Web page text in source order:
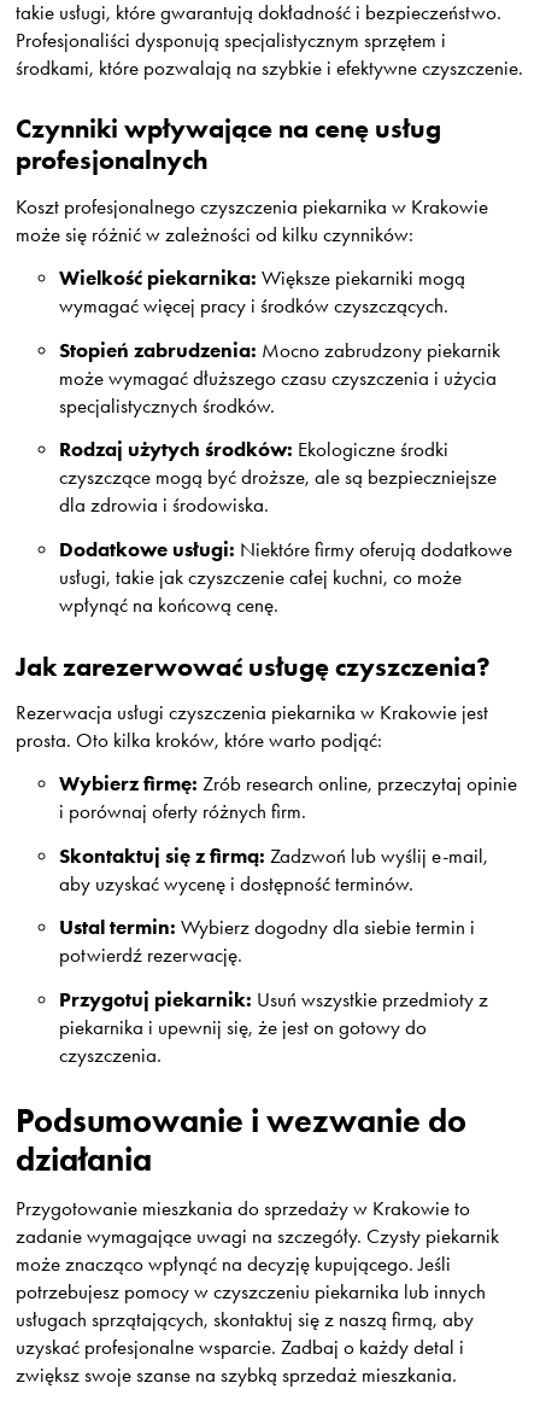
takie usługi, które gwarantują dokładność i bezpieczeństwo.
Profesjonaliści dysponują specjalistycznym sprzętem i
środkami, które pozwalają na szybkie i efektywne czyszczenie.
Czynniki wpływające na cenę usług
profesjonalnych
Koszt profesjonalnego czyszczenia piekarnika w Krakowie
może się różnić w zależności od kilku czynników:
Wielkość piekarnika: Większe piekarniki mogą
wymagać więcej pracy i środków czyszczących.
Stopień zabrudzenia: Mocno zabrudzony piekarnik
może wymagać dłuższego czasu czyszczenia i użycia
specjalistycznych środków.
Rodzaj użytych środków: Ekologiczne środki
czyszczące mogą być droższe, ale są bezpieczniejsze
dla zdrowia i środowiska.
Dodatkowe usługi: Niektóre firmy oferują dodatkowe
usługi, takie jak czyszczenie całej kuchni, co może
wpłynąć na końcową cenę.
Jak zarezerwować usługę czyszczenia?
Rezerwacja usługi czyszczenia piekarnika w Krakowie jest
prosta. Oto kilka kroków, które warto podjąć:
Wybierz firmę: Zrób research online, przeczytaj opinie
i porównaj oferty różnych firm.
Skontaktuj się z firmą: Zadzwoń lub wyślij e-mail,
aby uzyskać wycenę i dostępność terminów.
Ustal termin: Wybierz dogodny dla siebie termin i
potwierdź rezerwację.
Przygotuj piekarnik: Usuń wszystkie przedmioty z
piekarnika i upewnij się, że jest on gotowy do
czyszczenia.
Podsumowanie i wezwanie do
działania
Przygotowanie mieszkania do sprzedaży w Krakowie to
zadanie wymagające uwagi na szczegóły. Czysty piekarnik
może znacząco wpłynąć na decyzję kupującego. Jeśli
potrzebujesz pomocy w czyszczeniu piekarnika lub innych
usługach sprzątających, skontaktuj się z naszą firmą, aby
uzyskać profesjonalne wsparcie. Zadbaj o każdy detal i
zwiększ swoje szanse na szybką sprzedaż mieszkania.